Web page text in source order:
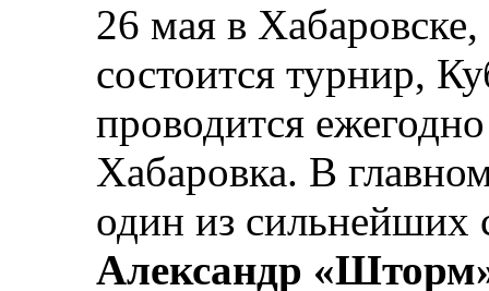
26 мая в
состоится турнир,
проводится
Хабаровка. В
один из сильнейших
Александр